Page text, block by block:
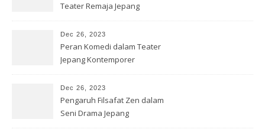
Teater Remaja Jepang
Dec 26, 2023
Peran Komedi dalam Teater
Jepang Kontemporer
Dec 26, 2023
Pengaruh Filsafat Zen dalam
Seni Drama Jepang